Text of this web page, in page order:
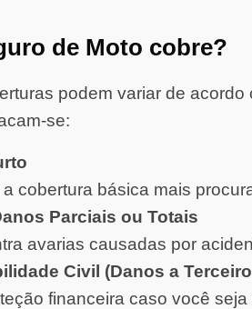
de Moto cobre?
podem variar de
se:
cobertura básica mais
Parciais ou Totais
avarias causadas por
Civil (Danos a
financeira caso você